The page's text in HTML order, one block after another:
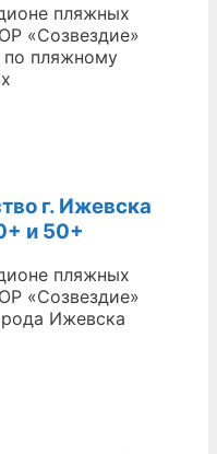
пляжных
«Созвездие»
по пляжному
г. Ижевска
и 50+
пляжных
«Созвездие»
Ижевска